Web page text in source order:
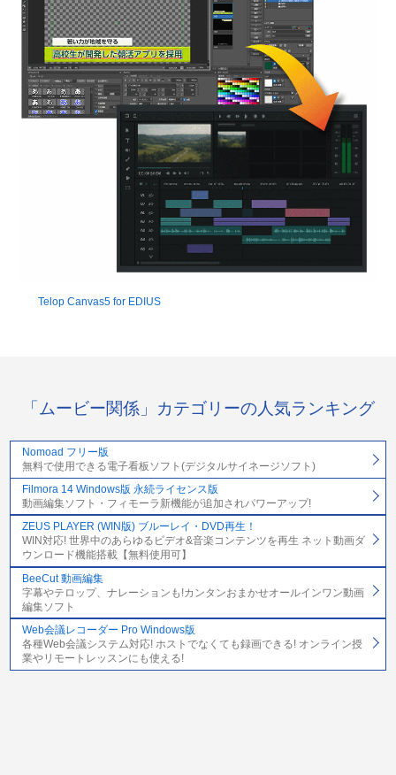
Telop Canvas5 for EDIUS
「ムービー関係」カテゴリーの人気ランキング
Nomoad フリー版
無料で使用できる電子看板ソフト(デジタルサイネージソフト)
Filmora 14 Windows版 永続ライセンス版
動画編集ソフト・フィモーラ新機能が追加されパワーアップ!
ZEUS PLAYER (WIN版) ブルーレイ・DVD再生！
WIN対応! 世界中のあらゆるビデオ&音楽コンテンツを再生 ネット動画ダ
ウンロード機能搭載【無料使用可】
BeeCut 動画編集
字幕やテロップ、ナレーションも!カンタンおまかせオールインワン動画
編集ソフト
Web会議レコーダー Pro Windows版
各種Web会議システム対応! ホストでなくても録画できる! オンライン授
業やリモートレッスンにも使える!